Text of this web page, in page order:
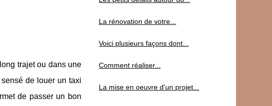
trajet ou dans une
de louer un taxi
de passer un bon
La rénovation de votre...
Voici plusieurs façons dont...
Comment réaliser...
La mise en oeuvre d'un projet...